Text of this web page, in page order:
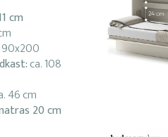
cm
90x200
ca. 108
46 cm
20 cm